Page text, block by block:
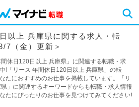
以上 兵庫県に関する求人・転
7（金）更新＞
休日120日以上 兵庫県」に関連する転職・求
!「リース 年間休日120日以上 兵庫県」の転
たにおすすめのお仕事を掲載しています。「リ
」に関連するキーワードからも転職・求人情報
たにぴったりのお仕事を見つけてみてください!